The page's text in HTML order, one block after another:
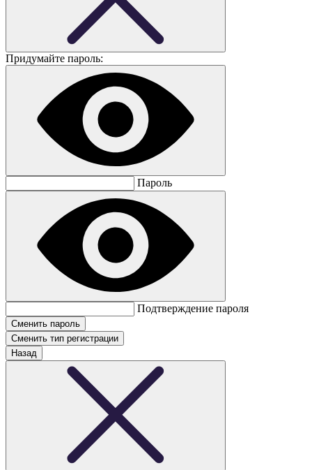
Придумайте пароль:
Пароль
Подтверждение пароля
Сменить тип регистрации
Назад